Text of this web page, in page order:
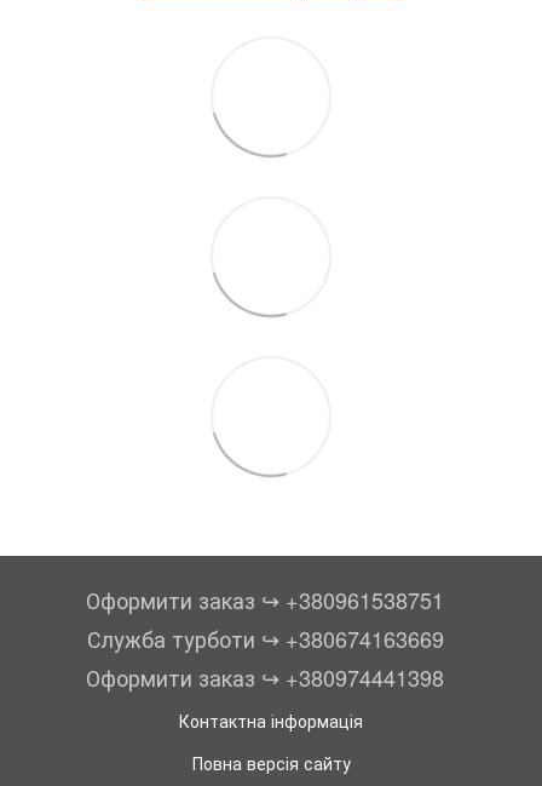
Оформити заказ ↪︎ +380961538751
Служба турботи ↪︎ +380674163669
Оформити заказ ↪︎ +380974441398
Контактна інформація
Повна версія сайту